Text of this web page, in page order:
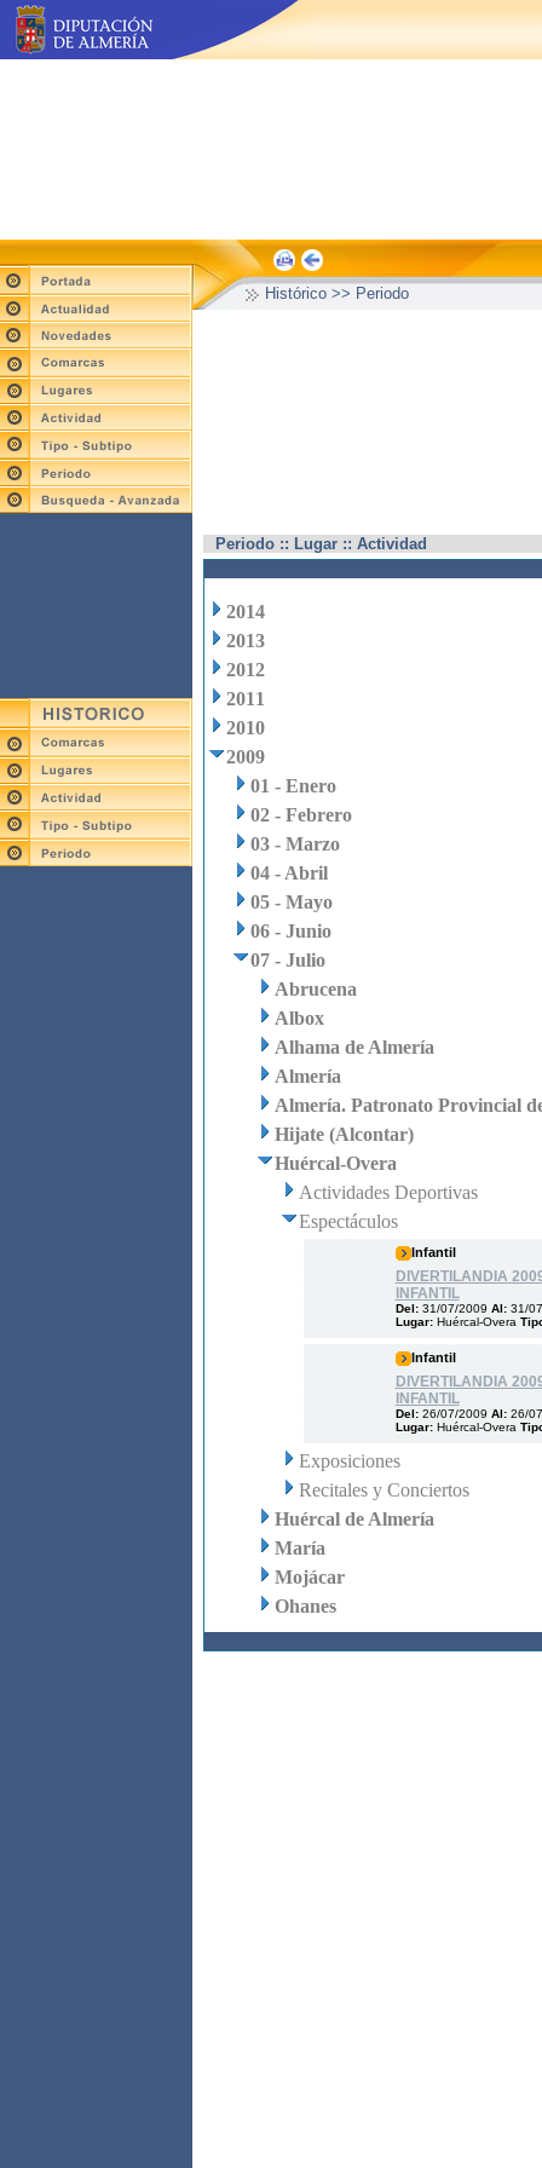
Histórico >> Periodo
Periodo :: Lugar :: Actividad
2014
2013
2012
2011
2010
2009
01 - Enero
02 - Febrero
03 - Marzo
04 - Abril
05 - Mayo
06 - Junio
07 - Julio
Abrucena
Albox
Alhama de Almería
Almería
Almería. Patronato Provincial
Hijate (Alcontar)
Huércal-Overa
Actividades Deportivas
Espectáculos
Infantil
DIVERTILANDIA
INFANTIL
Del: 31/07/2009 Al: 31/
Lugar: Huércal-Overa
Infantil
DIVERTILANDIA
INFANTIL
Del: 26/07/2009 Al: 26/
Lugar: Huércal-Overa
Exposiciones
Recitales y Conciertos
Huércal de Almería
María
Mojácar
Ohanes